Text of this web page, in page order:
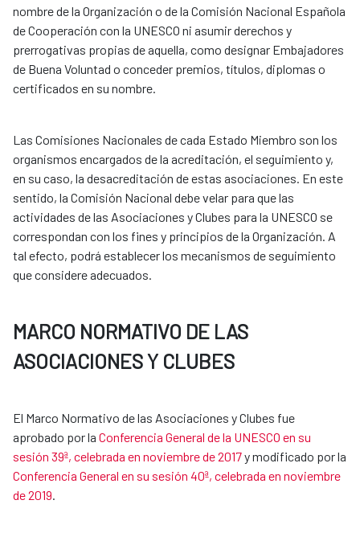
nombre de la Organización o de la Comisión Nacional Española
de Cooperación con la UNESCO ni asumir derechos y
prerrogativas propias de aquella, como designar Embajadores
de Buena Voluntad o conceder premios, títulos, diplomas o
certificados en su nombre.
Las Comisiones Nacionales de cada Estado Miembro son los
organismos encargados de la acreditación, el seguimiento y,
en su caso, la desacreditación de estas asociaciones. En este
sentido, la Comisión Nacional debe velar para que las
actividades de las Asociaciones y Clubes para la UNESCO se
correspondan con los fines y principios de la Organización. A
tal efecto, podrá establecer los mecanismos de seguimiento
que considere adecuados.
MARCO NORMATIVO DE LAS
ASOCIACIONES Y CLUBES
El Marco Normativo de las Asociaciones y Clubes fue
aprobado por la Conferencia General de la UNESCO en su
sesión 39ª, celebrada en noviembre de 2017y modificado por la
Conferencia General en su sesión 40ª, celebrada en noviembre
de 2019.